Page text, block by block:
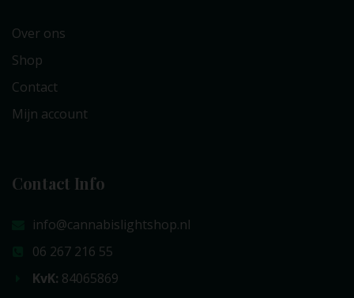
Over ons
Shop
Contact
Mijn account
Contact Info
info@cannabislightshop.nl
06 267 216 55
KvK: 84065869